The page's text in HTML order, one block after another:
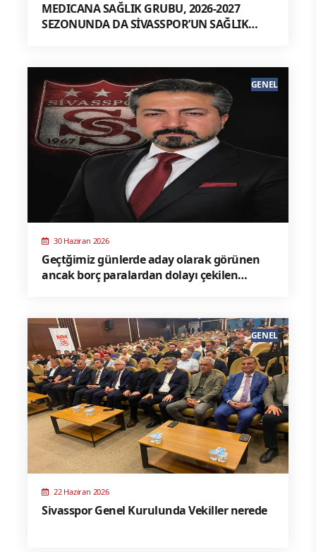
MEDICANA SAĞLIK GRUBU, 2026-2027
SEZONUNDA DA SİVASSPOR’UN SAĞLIK
30 Haziran 2026
Geçtğimiz günlerde aday olarak görünen
ancak borç paralardan dolayı çekilen
GENEL
22 Haziran 2026
Sivasspor Genel Kurulunda Vekiller nerede
GENEL